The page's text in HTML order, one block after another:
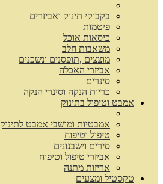
בקבוקי תינוק ואביזרים
פיטמות
כיסאות אוכל
משאבות חלב
מוצצים ,תופסנים ונשכנים
אביזרי האכלה
סינרים
כריות הנקה וסינרי הנקה
אמבט וטיפול בתינוק
אמבטיות ומושבי אמבט לתינוק
טיפול וטיפוח
סירים וישבנונים
אביזרי טיפול וטיפוח
אריזות מתנה
טקסטיל ומצעים